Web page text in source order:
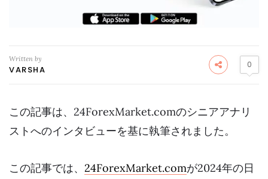
Written by
VARSHA 0
この記事は、24ForexMarket.comのシニアアナリ
ストへのインタビューを基に執筆されました。
この記事では、 24ForexMarket.comが2024年の日